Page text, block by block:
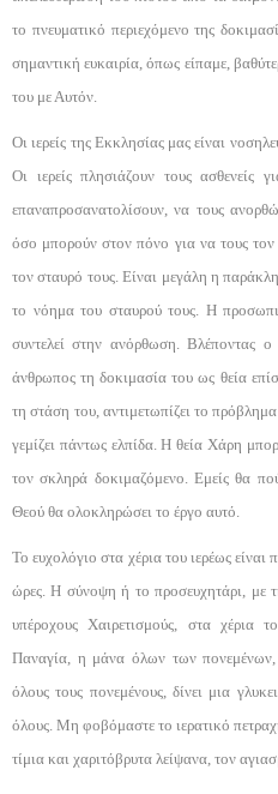
το πνευματικό περιεχόμενο της
σημαντική ευ­καιρία, όπως είπαμε,
του με Αυτόν.
Οι ιερείς της Εκκλησίας μας είναι
Οι ιερείς πλησιά­ζουν τους ασθενείς
επαναπροσανατολίσουν, να τους
όσο μπορούν στον πόνο για να τους
τον σταυρό τους. Είναι μεγάλη η
το νόημα του σταυρού τους. Η
συντελεί στην ανόρθωση. Βλέποντας ο
άνθρωπος τη δοκιμασία του ως θεία
τη στάση του, αντιμετωπίζει το
γεμίζει πάντως ελπίδα. Η θεία Χάρη
τον σκληρά δοκιμαζόμενο. Εμείς θα
Θεού θα ολο­κληρώσει το έργο αυτό.
Το ευχολόγιο στα χέρια του ιερέως
ώρες. Η σύνοψη ή το προσευχητάρι, με
υπέροχους Χαιρετισμούς, στα χέρια
Παναγία, η μάνα ό­λων των
όλους τους πονεμένους, δίνει μια
όλους. Μη φοβόμα­στε το ιερατικό
τίμια και χαριτόβρυτα λείψανα, τον